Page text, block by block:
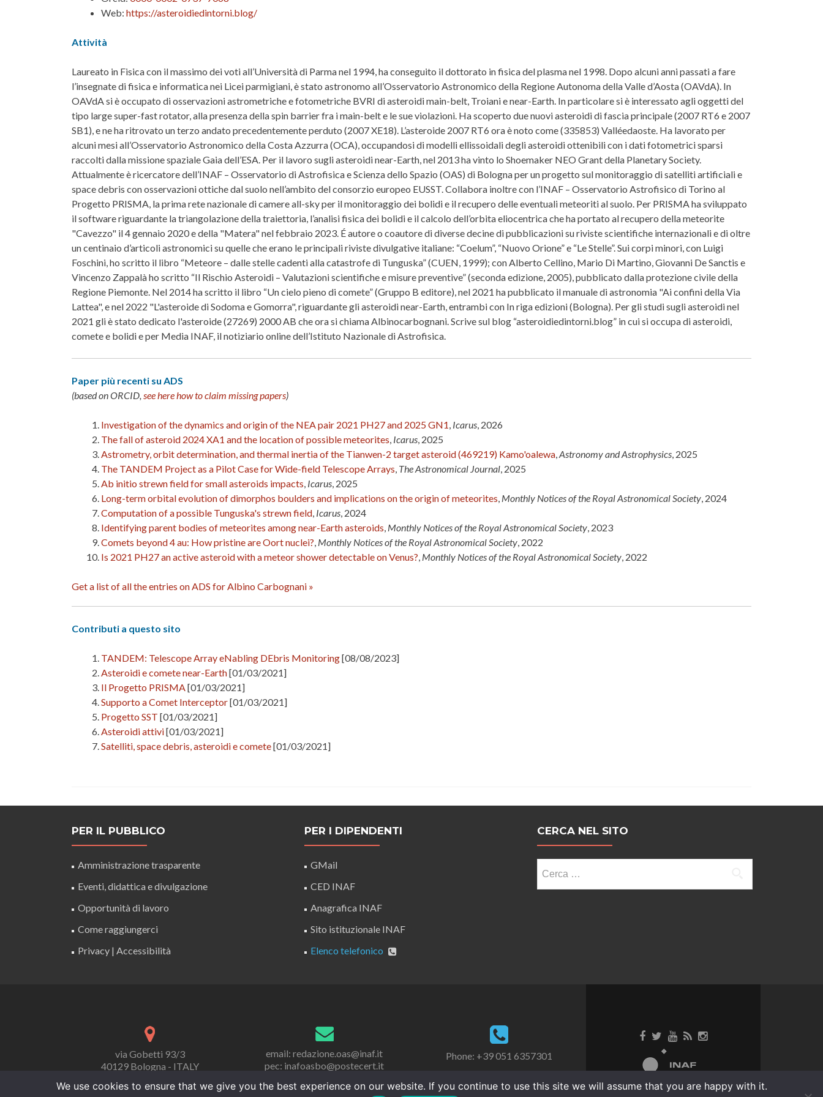
Web: https://asteroidiedintorni.blog/
Attività
Laureato in Fisica con il massimo dei voti all’Università di Parma nel 1994, ha conseguito il dottorato in fisica del plasma nel 1998. Dopo alcuni anni passati a fare
l’insegnate di fisica e informatica nei Licei parmigiani, è stato astronomo all’Osservatorio Astronomico della Regione Autonoma della Valle d’Aosta (OAVdA). In
OAVdA si è occupato di osservazioni astrometriche e fotometriche BVRI di asteroidi main-belt, Troiani e near-Earth. In particolare si è interessato agli oggetti del
tipo large super-fast rotator, alla presenza della spin barrier fra i main-belt e le sue violazioni. Ha scoperto due nuovi asteroidi di fascia principale (2007 RT6 e 2007
SB1), e ne ha ritrovato un terzo andato precedentemente perduto (2007 XE18). L’asteroide 2007 RT6 ora è noto come (335853) Valléedaoste. Ha lavorato per
alcuni mesi all’Osservatorio Astronomico della Costa Azzurra (OCA), occupandosi di modelli ellissoidali degli asteroidi ottenibili con i dati fotometrici sparsi
raccolti dalla missione spaziale Gaia dell’ESA. Per il lavoro sugli asteroidi near-Earth, nel 2013 ha vinto lo Shoemaker NEO Grant della Planetary Society.
Attualmente è ricercatore dell’INAF – Osservatorio di Astrofisica e Scienza dello Spazio (OAS) di Bologna per un progetto sul monitoraggio di satelliti artificiali e
space debris con osservazioni ottiche dal suolo nell’ambito del consorzio europeo EUSST. Collabora inoltre con l’INAF – Osservatorio Astrofisico di Torino al
Progetto PRISMA, la prima rete nazionale di camere all-sky per il monitoraggio dei bolidi e il recupero delle eventuali meteoriti al suolo. Per PRISMA ha sviluppato
il software riguardante la triangolazione della traiettoria, l’analisi fisica dei bolidi e il calcolo dell’orbita eliocentrica che ha portato al recupero della meteorite
"Cavezzo" il 4 gennaio 2020 e della "Matera" nel febbraio 2023. É autore o coautore di diverse decine di pubblicazioni su riviste scientifiche internazionali e di oltre
un centinaio d’articoli astronomici su quelle che erano le principali riviste divulgative italiane: “Coelum”, “Nuovo Orione” e “Le Stelle”. Sui corpi minori, con Luigi
Foschini, ho scritto il libro “Meteore – dalle stelle cadenti alla catastrofe di Tunguska” (CUEN, 1999); con Alberto Cellino, Mario Di Martino, Giovanni De Sanctis e
Vincenzo Zappalà ho scritto “Il Rischio Asteroidi – Valutazioni scientifiche e misure preventive” (seconda edizione, 2005), pubblicato dalla protezione civile della
Regione Piemonte. Nel 2014 ha scritto il libro “Un cielo pieno di comete” (Gruppo B editore), nel 2021 ha pubblicato il manuale di astronomia "Ai confini della Via
Lattea", e nel 2022 "L'asteroide di Sodoma e Gomorra", riguardante gli asteroidi near-Earth, entrambi con In riga edizioni (Bologna). Per gli studi sugli asteroidi nel
2021 gli è stato dedicato l'asteroide (27269) 2000 AB che ora si chiama Albinocarbognani. Scrive sul blog “asteroidiedintorni.blog” in cui si occupa di asteroidi,
comete e bolidi e per Media INAF, il notiziario online dell’Istituto Nazionale di Astrofisica.
Paper più recenti su ADS
(based on ORCID, see here how to claim missing papers)
Investigation of the dynamics and origin of the NEA pair 2021 PH27 and 2025 GN1, Icarus, 2026
The fall of asteroid 2024 XA1 and the location of possible meteorites, Icarus, 2025
Astrometry, orbit determination, and thermal inertia of the Tianwen-2 target asteroid (469219) Kamo'oalewa,Astronomy and Astrophysics, 2025
The TANDEM Project as a Pilot Case for Wide-field Telescope Arrays, The Astronomical Journal, 2025
Ab initio strewn field for small asteroids impacts, Icarus, 2025
Long-term orbital evolution of dimorphos boulders and implications on the origin of meteorites, Monthly Notices of the Royal Astronomical Society, 2024
Computation of a possible Tunguska's strewn field, Icarus, 2024
Identifying parent bodies of meteorites among near-Earth asteroids, Monthly Notices of the Royal Astronomical Society, 2023
Comets beyond 4 au: How pristine are Oort nuclei?, Monthly Notices of the Royal Astronomical Society, 2022
Is 2021 PH27 an active asteroid with a meteor shower detectable on Venus?, Monthly Notices of the Royal Astronomical Society, 2022
Get a list of all the entries on ADS for Albino Carbognani »
Contributi a questo sito
TANDEM: Telescope Array eNabling DEbris Monitoring[08/08/2023]
Asteroidi e comete near-Earth[01/03/2021]
Il Progetto PRISMA[01/03/2021]
Supporto a Comet Interceptor[01/03/2021]
Progetto SST [01/03/2021]
Asteroidi attivi[01/03/2021]
Satelliti, space debris, asteroidi e comete[01/03/2021]
PER IL PUBBLICO
Amministrazione trasparente
Eventi, didattica e divulgazione
Opportunità di lavoro
Come raggiungerci
Privacy | Accessibilità
PER I DIPENDENTI
GMail
CED INAF
Anagrafica INAF
Sito istituzionale INAF
Elenco telefonico
CERCA NEL SITO
per:
via Gobetti 93/3
40129 Bologna - ITALY
email: redazione.oas@inaf.it
pec: inafoasbo@postecert.it
Phone: +39 051 6357301
We use cookies to ensure that we give you the best experience on our website. If you continue to use this site we will assume that you are happy with it.